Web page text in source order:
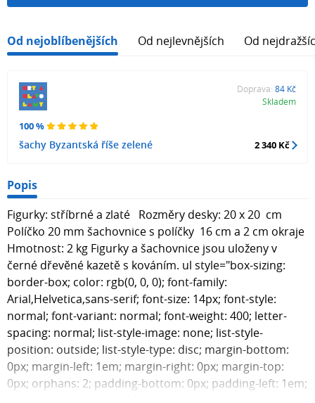
Od nejoblíbenějších Od nejlevnějších Od
100 %
šachy Byzantská říše zelené
Doprava: 84 Kč
Skladem
2 340 Kč
Popis
Figurky: stříbrné a zlaté Rozměry desky: 20 x 20 cm
Políčko 20 mm šachovnice s políčky 16 cm a 2 cm okraje
Hmotnost: 2 kg Figurky a šachovnice jsou uloženy v
černé dřevěné kazetě s kováním. ul style="box-sizing:
border-box; color: rgb(0, 0, 0); font-family:
Arial,Helvetica,sans-serif; font-size: 14px; font-style:
normal; font-variant: normal; font-weight: 400; letter-
spacing: normal; list-style-image: none; list-style-
position: outside; list-style-type: disc; margin-bottom:
0px; margin-left: 1em; margin-right: 0px; margin-top:
0px; orphans: 2; padding-bottom: 0px; padding-left: 1em;